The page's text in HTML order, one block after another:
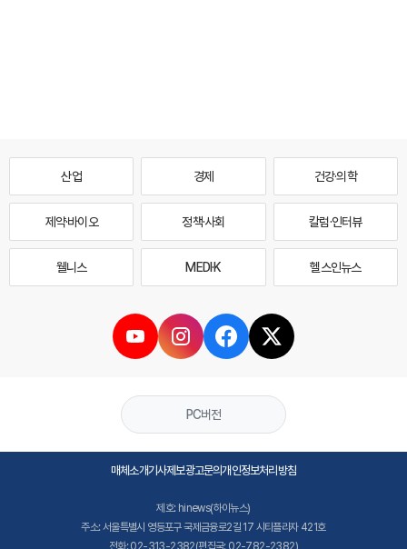
산업 경제 건강·의학
제약·바이오 정책·사회 칼럼·인터뷰
웰니스 MEDI·K 헬스인뉴스
PC버전
매체소개기사제보광고문의개인정보처리방침
제호: hinews(하이뉴스)
주소: 서울특별시 영등포구 국제금융로2길 17 시티플라자 421호
전화: 02-313-2382(편집국: 02-782-2382)